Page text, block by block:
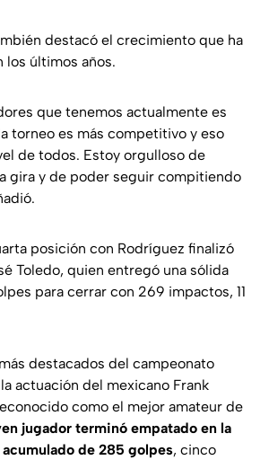
destacó el crecimiento que ha
últimos años.
que tenemos actualmente es
torneo es más competitivo y eso
de todos. Estoy orgulloso de
gira y de poder seguir compitiendo
posición con Rodríguez finalizó
Toledo, quien entregó una sólida
para cerrar con 269 impactos, 11
destacados del campeonato
actuación del mexicano Frank
como el mejor amateur de
jugador terminó empatado en la
de 285 golpes, cinco